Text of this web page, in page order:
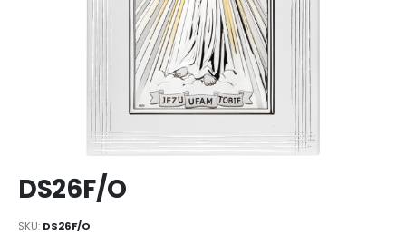
na
początek
galerii
DS26F/O
SKU DS26F/O